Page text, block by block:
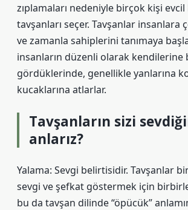
zıplamaları nedeniyle birçok kişi
tavşanları seçer. Tavşanlar insanlara
ve zamanla sahiplerini tanımaya
insanların düzenli olarak kendilerine
gördüklerinde, genellikle yanlarına
kucaklarına atlarlar.
Tavşanların sizi
anlarız?
Yalama: Sevgi belirtisidir. Tavşanlar
sevgi ve şefkat göstermek için
bu da tavşan dilinde “öpücük”